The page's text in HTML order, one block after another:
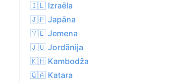
🇮🇱 Izraēla
🇯🇵 Japāna
🇾🇪 Jemena
🇯🇴 Jordānija
🇰🇭 Kambodža
🇶🇦 Katara